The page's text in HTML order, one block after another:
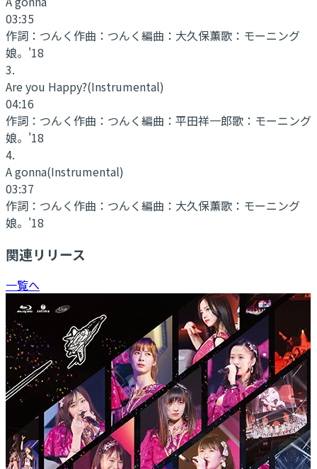
03:35
作詞： つんく作曲： つんく編曲： 大久保薫歌： モーニング
娘。'18
3.
Are you Happy?(Instrumental)
04:16
作詞： つんく作曲： つんく編曲： 平田祥一郎歌： モーニング
娘。'18
4.
A gonna(Instrumental)
03:37
作詞： つんく作曲： つんく編曲： 大久保薫歌： モーニング
娘。'18
関連リリース
一覧へ